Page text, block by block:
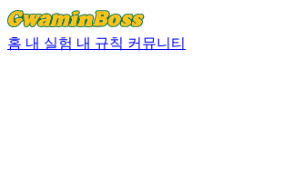
홈 내 실험 내 규칙 커뮤니티